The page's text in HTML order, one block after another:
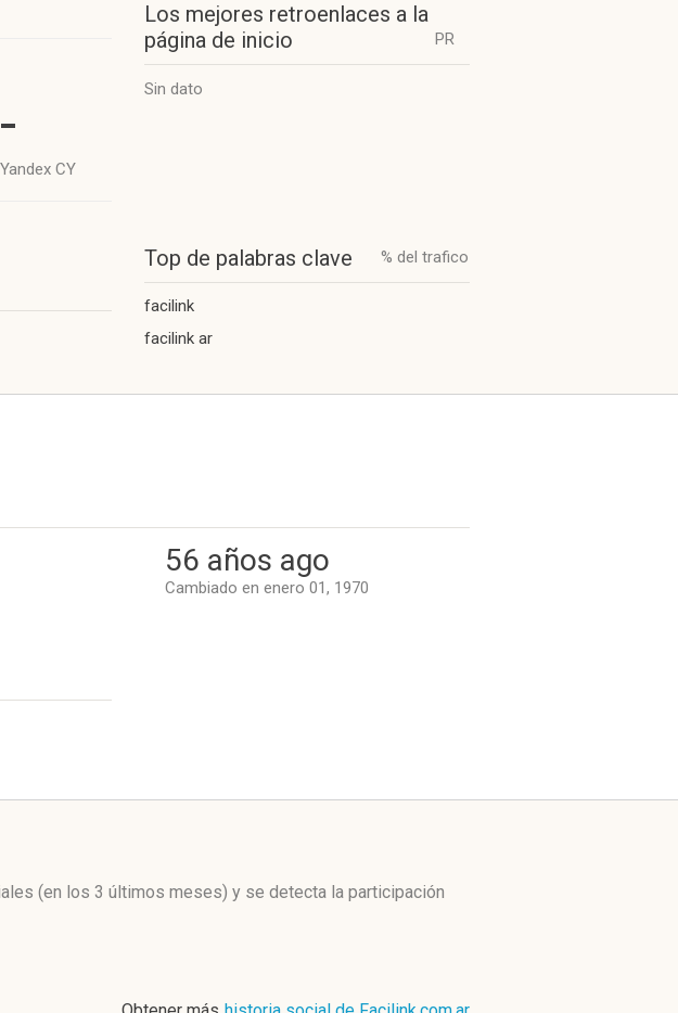
-
Yandex CY
Los mejores retroenlaces a la
página de inicio
PR
Sin dato
Top de palabras clave % del trafico
facilink
facilink ar
56 años ago
Cambiado en enero 01, 1970
(en los 3 últimos meses) y se detecta la participación